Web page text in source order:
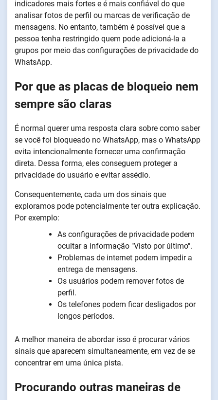
indicadores mais fortes e é mais confiável do que
analisar fotos de perfil ou marcas de verificação de
mensagens. No entanto, também é possível que a
pessoa tenha restringido quem pode adicioná-la a
grupos por meio das configurações de privacidade do
WhatsApp.
Por que as placas de bloqueio nem
sempre são claras
É normal querer uma resposta clara sobre como saber
se você foi bloqueado no WhatsApp, mas o WhatsApp
evita intencionalmente fornecer uma confirmação
direta. Dessa forma, eles conseguem proteger a
privacidade do usuário e evitar assédio.
Consequentemente, cada um dos sinais que
exploramos pode potencialmente ter outra explicação.
Por exemplo:
As configurações de privacidade podem
ocultar a informação "Visto por último".
Problemas de internet podem impedir a
entrega de mensagens.
Os usuários podem remover fotos de
perfil.
Os telefones podem ficar desligados por
longos períodos.
A melhor maneira de abordar isso é procurar vários
sinais que aparecem simultaneamente, em vez de se
concentrar em uma única pista.
Procurando outras maneiras de